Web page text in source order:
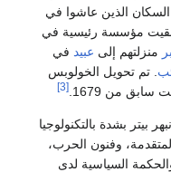
الذين عاشوا في
مؤسسة رئيسية في
منزلتهم إلى عبيد في
. تم تحويل الخولوبس
من 1679. [3]
بيتر بشدة بالتكنولوجيا
وفنون الحرب،
السياسية لدى